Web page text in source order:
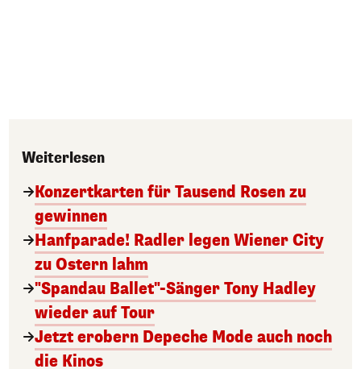
Weiterlesen
Konzertkarten für Tausend Rosen zu
gewinnen
Hanfparade! Radler legen Wiener City
zu Ostern lahm
"Spandau Ballet"-Sänger Tony Hadley
wieder auf Tour
Jetzt erobern Depeche Mode auch noch
die Kinos